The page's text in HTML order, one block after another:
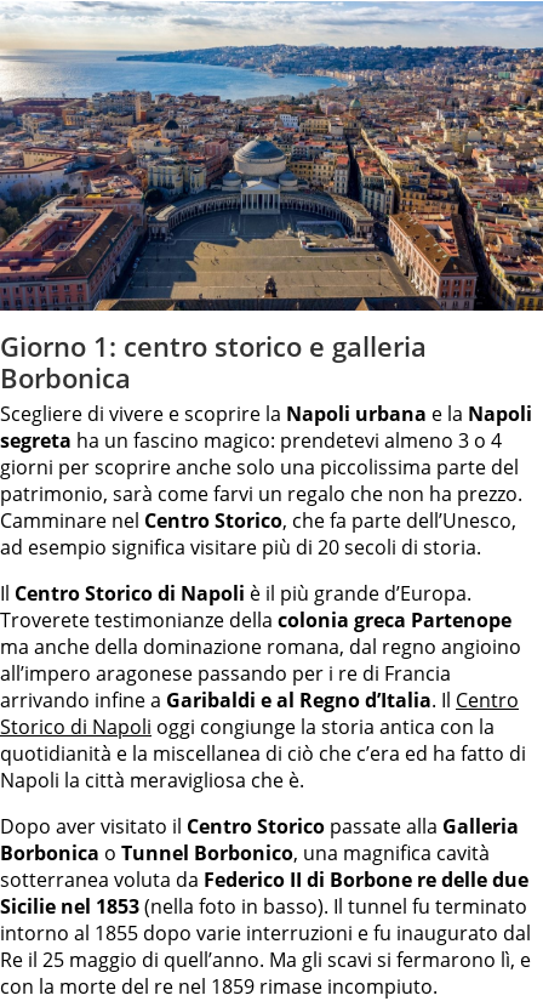
Giorno 1: centro storico e galleria
Borbonica
Scegliere di vivere e scoprire la Napoli urbana e la Napoli
segreta ha un fascino magico: prendetevi almeno 3 o 4
giorni per scoprire anche solo una piccolissima parte del
patrimonio, sarà come farvi un regalo che non ha prezzo.
Camminare nel Centro Storico, che fa parte dell’Unesco,
ad esempio significa visitare più di 20 secoli di storia.
Il Centro Storico di Napoli è il più grande d’Europa.
Troverete testimonianze della colonia greca Partenope
ma anche della dominazione romana, dal regno angioino
all’impero aragonese passando per i re di Francia
arrivando infine a Garibaldi e al Regno d’Italia. Il Centro
Storico di Napoli oggi congiunge la storia antica con la
quotidianità e la miscellanea di ciò che c’era ed ha fatto di
Napoli la città meravigliosa che è.
Dopo aver visitato il Centro Storico passate alla Galleria
Borbonica o Tunnel Borbonico, una magnifica cavità
sotterranea voluta da Federico II di Borbone re delle due
Sicilie nel 1853(nella foto in basso). Il tunnel fu terminato
intorno al 1855 dopo varie interruzioni e fu inaugurato dal
Re il 25 maggio di quell’anno. Ma gli scavi si fermarono lì, e
con la morte del re nel 1859 rimase incompiuto.